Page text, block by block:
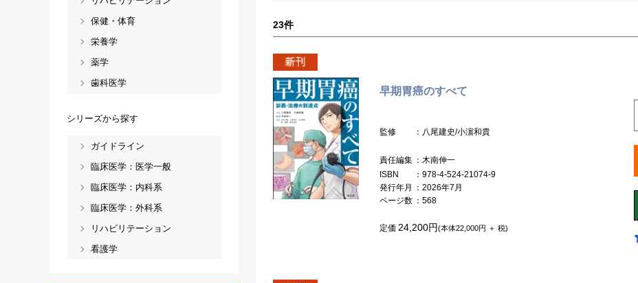
23件
早期胃癌のすべて
監修 ：八尾建史/小濵和貴
責任編集 ：木南伸一
ISBN
：978-4-524-21074-9
発行年月
：2026年7月
ページ数 ：568
定価 24,200円(本体22,000円 ＋ 税)
保健・体育
栄養学
薬学
歯科医学
シリーズから探す
ガイドライン
臨床医学：医学一般
臨床医学：内科系
臨床医学：外科系
リハビリテーション
看護学